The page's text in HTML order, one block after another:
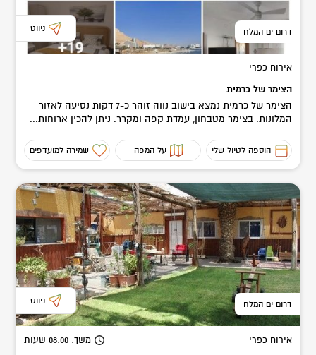
דרום ים המלח ניווט
אירוח כפרי
הצימר של כרמית
הצימר של כרמית נמצא בישוב נווה זוהר כ-7 דקות נסיעה לאזור
המלונות. בצימר מטבחון, עמדת קפה ומקרר. ניתן להכין ארוחות...
הוספה לטיול שלי על המפה שמירה למועדפים
דרום ים המלח ניווט
אירוח כפרי משך: 08:00 שעות